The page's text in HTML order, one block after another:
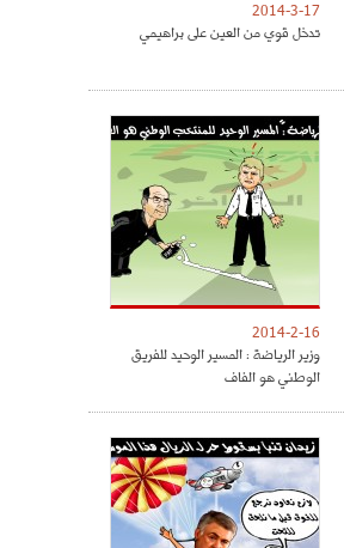
2014-3-17
تدخل قوي من العين على براهيمي
2014-2-16
وزير الرياضة : المسير الوحيد للفريق
الوطني هو الفاف